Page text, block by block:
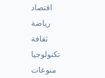
اقتصاد
رياضة
ثقافة
تكنولوجيا
منوعات